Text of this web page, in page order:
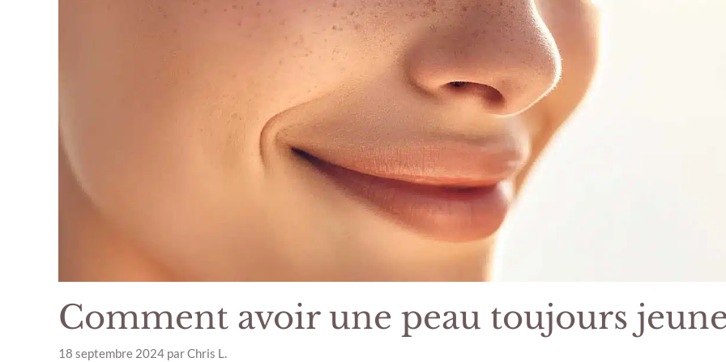
Comment avoir une peau toujours jeune
18 septembre 2024 parChris L.